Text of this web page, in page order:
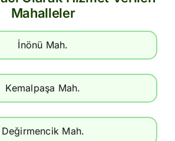
Mahalleler
İnönü Mah.
Kemalpaşa Mah.
Değirmencik Mah.